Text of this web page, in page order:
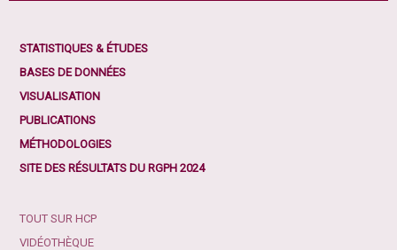
STATISTIQUES & ÉTUDES
BASES DE DONNÉES
VISUALISATION
PUBLICATIONS
MÉTHODOLOGIES
SITE DES RÉSULTATS DU RGPH 2024
TOUT SUR HCP
VIDÉOTHÈQUE